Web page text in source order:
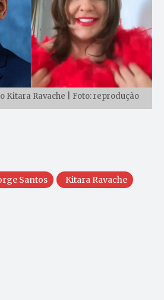
Kitara Ravache | Foto: reprodução
Santos Kitara Ravache